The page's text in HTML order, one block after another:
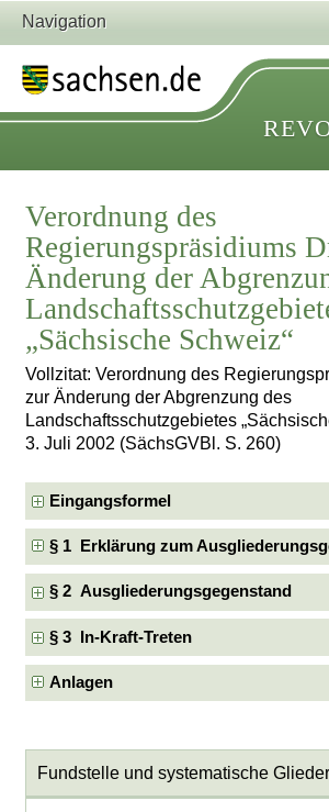
Navigation
Verordnung des
Regierungspräsidiums
Änderung der
„Sächsische Schweiz“
Vollzitat: Verordnung des
zur Änderung der Abgrenzung des
Landschaftsschutzgebietes
3. Juli 2002 (SächsGVBl. S. 260)
Eingangsformel
§ 1 Erklärung zum
§ 2 Ausgliederungsgegenstand
§ 3 In-Kraft-Treten
Anlagen
Fundstelle und systematische